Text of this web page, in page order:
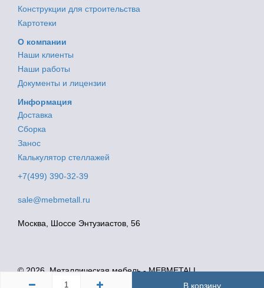
В корзину
Конструкции для строительства
Картотеки
О компании
Наши клиенты
Наши работы
Документы и лицензии
Информация
Доставка
Сборка
Занос
Калькулятор стеллажей
+7(499) 390-32-39
sale@mebmetall.ru
Москва, Шоссе Энтузиастов, 56
© 2026. Металлическая мебель - MEBMETALL
Политика конфиденциальности